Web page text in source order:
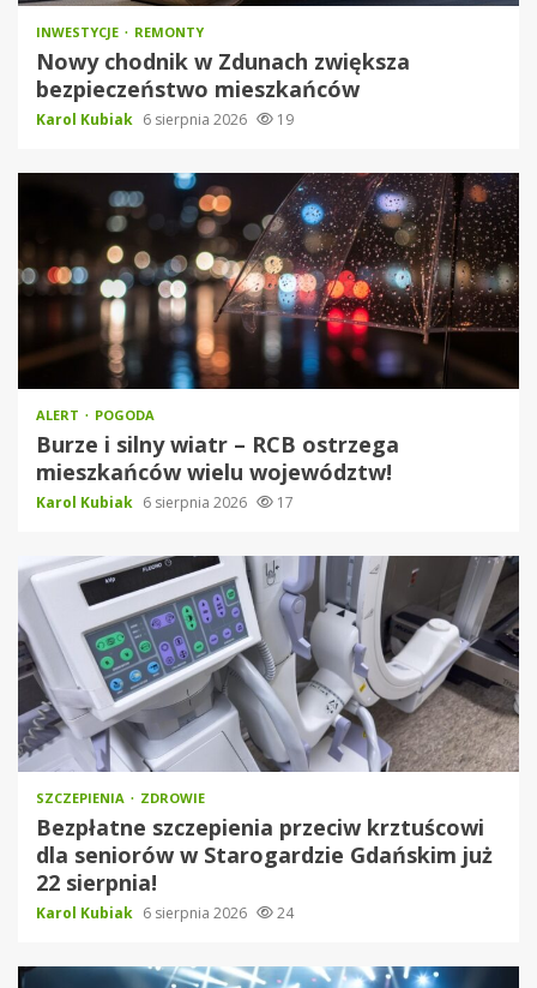
INWESTYCJE REMONTY
Nowy chodnik w Zdunach zwiększa
bezpieczeństwo mieszkańców
Karol Kubiak 6 sierpnia 2026 19
ALERT POGODA
Burze i silny wiatr – RCB ostrzega
mieszkańców wielu województw!
Karol Kubiak 6 sierpnia 2026 17
SZCZEPIENIA ZDROWIE
Bezpłatne szczepienia przeciw krztuścowi
dla seniorów w Starogardzie Gdańskim już
22 sierpnia!
Karol Kubiak 6 sierpnia 2026 24